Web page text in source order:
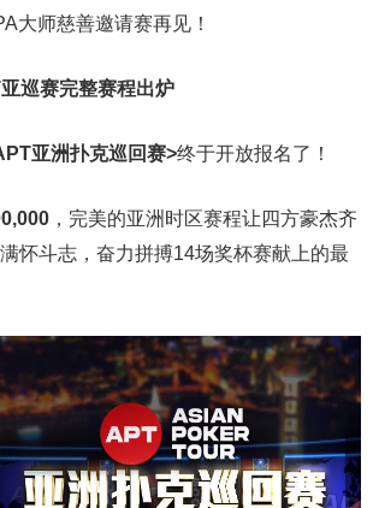
大师慈善邀请赛再见！
巡赛完整赛程出炉
亚洲扑克巡回赛>终于开放报名了！
，完美的亚洲时区赛程让四方豪杰齐
怀斗志，奋力拼搏14场奖杯赛献上的最